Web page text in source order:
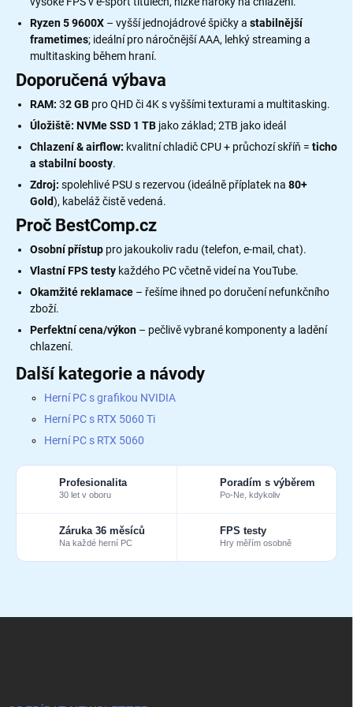
y
v
ý
u
Ryzen 5 9600X – vyšší jednojádrové špičky a stabilnější
frametimes; ideální pro náročnější AAA, lehký streaming a
multitasking během hraní.
Doporučená výbava
RAM: 32 GB pro QHD či 4K s vyššími texturami a multitasking.
Úložiště: NVMe SSD 1 TB jako základ; 2TB jako ideál
Chlazení & airflow: kvalitní chladič CPU + průchozí skříň = ticho
a stabilní boosty.
Zdroj: spolehlivé PSU s rezervou (ideálně příplatek na 80+
Gold), kabeláž čistě vedená.
Proč BestComp.cz
Osobní přístup pro jakoukoliv radu (telefon, e-mail, chat).
Vlastní FPS testy každého PC včetně videí na YouTube.
Okamžité reklamace – řešíme ihned po doručení nefunkčního
zboží.
Perfektní cena/výkon – pečlivě vybrané komponenty a ladění
chlazení.
Další kategorie a návody
Herní PC s grafikou NVIDIA
Herní PC s RTX 5060 Ti
Herní PC s RTX 5060
Profesionalita
30 let v oboru
Poradím s výběrem
Po-Ne, kdykoliv
Záruka 36 měsíců
Na každé herní PC
FPS testy
Hry měřím osobně